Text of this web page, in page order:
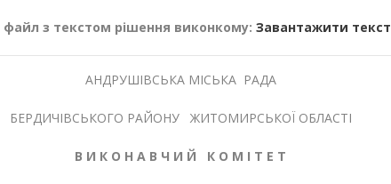
файл з текстом рішення виконкому: Завантажити текст
АНДРУШІВСЬКА МІСЬКА РАДА
БЕРДИЧІВСЬКОГО РАЙОНУ ЖИТОМИРСЬКОЇ ОБЛАСТІ
В И К О Н А В Ч И Й К О М І Т Е Т